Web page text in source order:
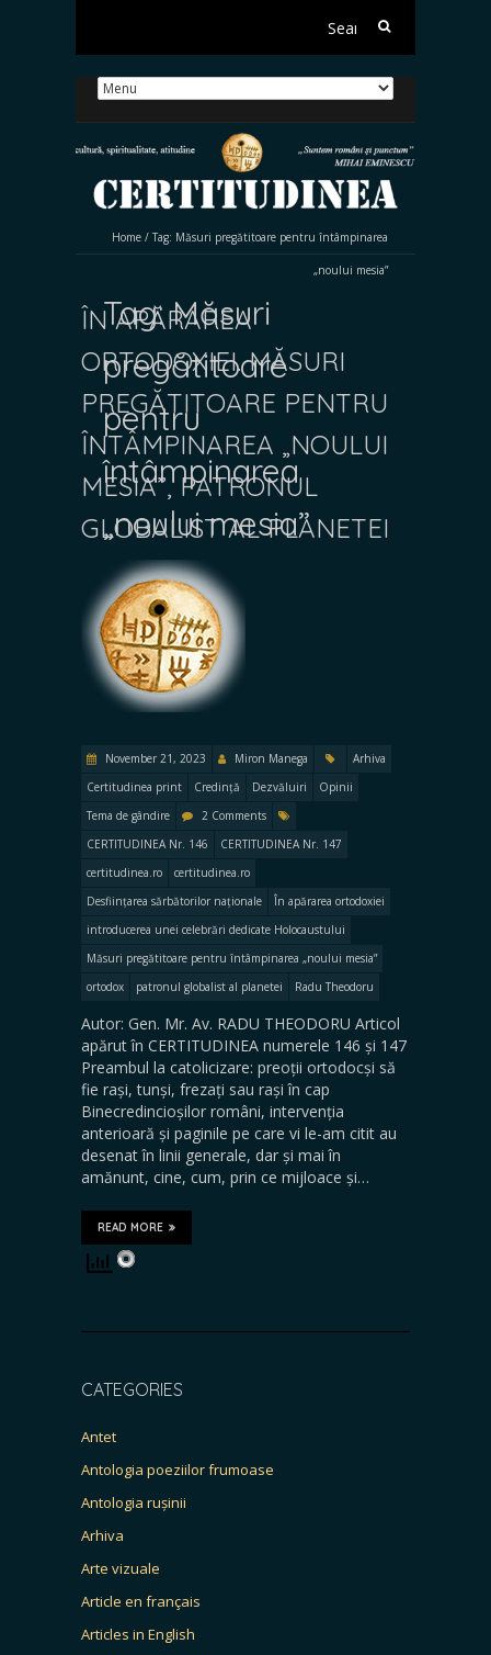
Search
Home / Tag: Măsuri pregătitoare pentru întâmpinarea
„noului mesia”
Tag:Măsuri
pregătitoare
pentru
întâmpinarea
„noului mesia”
ÎN APĂRAREA
ORTODOXIEI. MĂSURI
PREGĂTITOARE PENTRU
ÎNTÂMPINAREA „NOULUI
MESIA”, PATRONUL
GLOBALIST AL PLANETEI
November 21, 2023 Miron Manega
Arhiva
Certitudinea print
Credință Dezvăluiri
Opinii
Tema de gândire
2 Comments
CERTITUDINEA Nr. 146
CERTITUDINEA Nr. 147
certitudinea.ro
certitudinea.ro
Desființarea sărbătorilor naționale
În apărarea ortodoxiei
introducerea unei celebrări dedicate Holocaustului
Măsuri pregătitoare pentru întâmpinarea „noului mesia”
ortodox
patronul globalist al planetei Radu Theodoru
Autor: Gen. Mr. Av. RADU THEODORU Articol
apărut în CERTITUDINEA numerele 146 și 147
Preambul la catolicizare: preoții ortodocși să
fie rași, tunși, frezați sau rași în cap
Binecredincioșilor români, intervenția
anterioară și paginile pe care vi le-am citit au
desenat în linii generale, dar și mai în
amănunt, cine, cum, prin ce mijloace și…
READ MORE
CATEGORIES
Antet
Antologia poeziilor frumoase
Antologia rușinii
Arhiva
Arte vizuale
Article en français
Articles in English